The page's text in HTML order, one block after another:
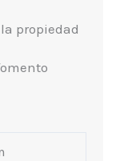
propiedad